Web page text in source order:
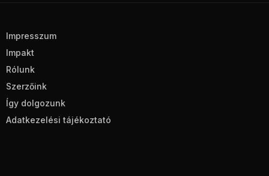
Impresszum
Impakt
Rólunk
Szerzőink
Így dolgozunk
Adatkezelési tájékoztató